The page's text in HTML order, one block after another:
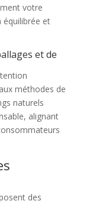
votre
et
et de
méthodes de
naturels
alignant
des